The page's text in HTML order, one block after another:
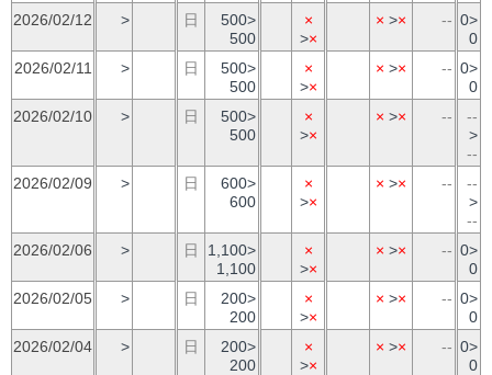
2026/02/12
> 日
500>
500
×
>×
× >× -- 0>
0
2026/02/11
> 日
500>
500
×
>×
× >× -- 0>
0
2026/02/10
> 日
500>
500
×
>×
× >× --
--
>
--
2026/02/09
> 日
600>
600
×
>×
× >× --
--
>
--
2026/02/06
> 日
1,100>
1,100
×
>×
× >× -- 0>
0
2026/02/05
> 日
200>
200
×
>×
× >× -- 0>
0
2026/02/04
> 日
200>
200
×
>×
× >× -- 0>
0